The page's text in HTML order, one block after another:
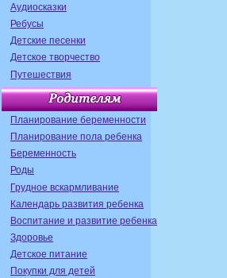
Аудиосказки
Ребусы
Детские песенки
Детское творчество
Путешествия
Планирование беременности
Планирование пола ребенка
Беременность
Роды
Грудное вскармливание
Календарь развития ребенка
Воспитание и развитие ребенка
Здоровье
Детское питание
Покупки для детей